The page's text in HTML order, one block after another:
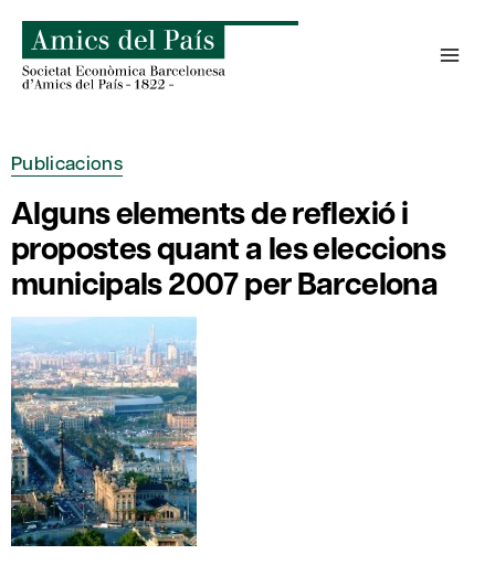
content
Publicacions
Alguns elements de reflexió i
propostes quant a les eleccions
municipals 2007 per Barcelona